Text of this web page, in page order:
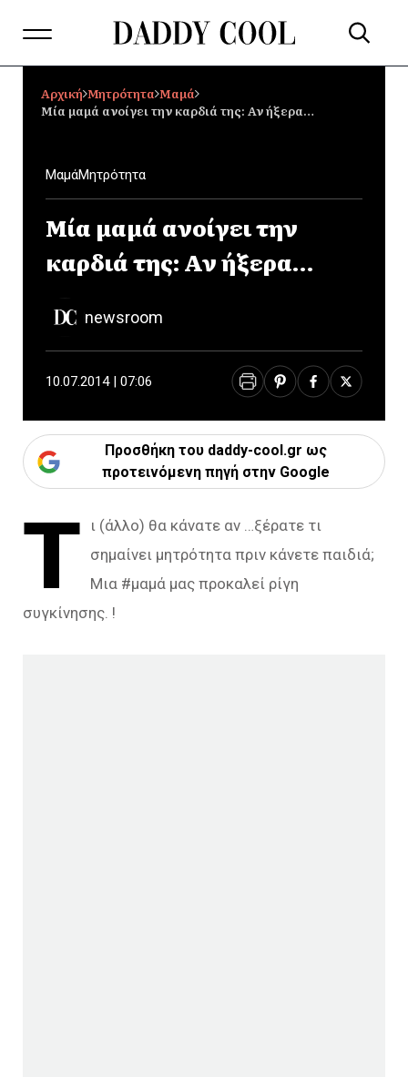
Αρχική Μητρότητα Μαμά
Μία μαμά ανοίγει την καρδιά της: Αν ήξερα…
ΜαμάΜητρότητα
Μία μαμά ανοίγει την
καρδιά της: Αν ήξερα…
newsroom
10.07.2014 | 07:06
Προσθήκη του daddy-cool.gr ως
προτεινόμενη πηγή στην Google
Τ
ι (άλλο) θα κάνατε αν …ξέρατε τι
σημαίνει μητρότητα πριν κάνετε παιδιά;
Μια #μαμά μας προκαλεί ρίγη
συγκίνησης. !